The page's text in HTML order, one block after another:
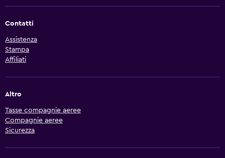
Contatti
Assistenza
Stampa
Affiliati
Altro
Tasse compagnie aeree
Compagnie aeree
Sicurezza